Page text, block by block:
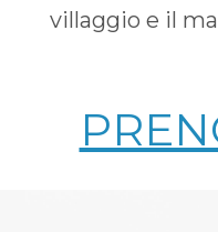
villaggio e il